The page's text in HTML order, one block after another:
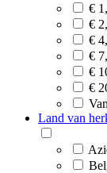
€
€
€
€
€
€
Land van